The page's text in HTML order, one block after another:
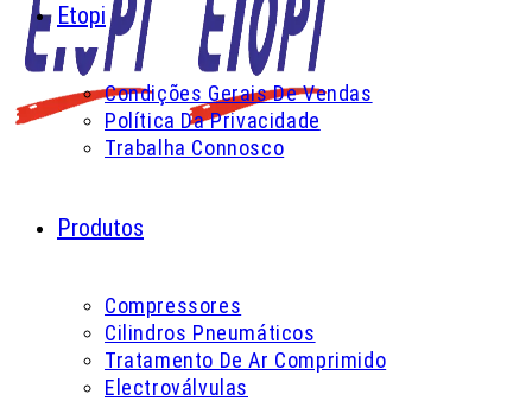
Etopi
Condições Gerais De Vendas
Política Da Privacidade
Trabalha Connosco
Produtos
Compressores
Cilindros Pneumáticos
Tratamento De Ar Comprimido
Electroválvulas